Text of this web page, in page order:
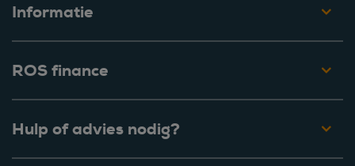
Informatie
ROS finance
Hulp of advies nodig?